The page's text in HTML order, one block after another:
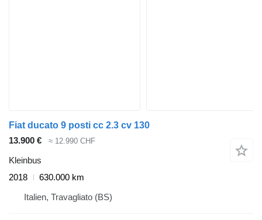
Fiat ducato 9 posti cc 2.3 cv 130
13.900 €
≈ 12.990 CHF
Kleinbus
2018
630.000 km
Italien, Travagliato (BS)